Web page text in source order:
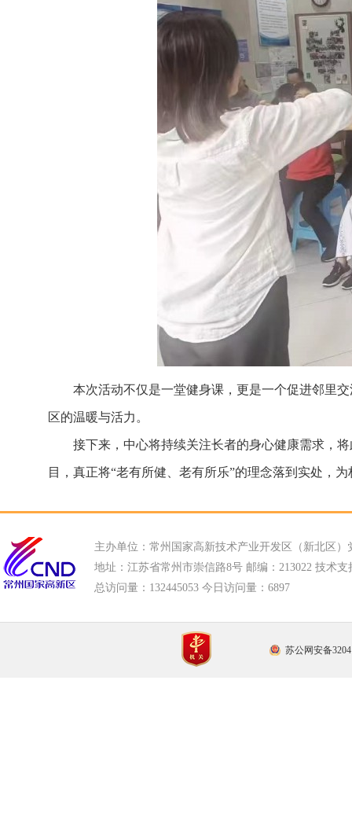
本次活动不仅是一堂健身课，更是一个促进邻里
区的温暖与活力。
接下来，中心将持续关注长者的身心健康需求，
目，真正将“老有所健、老有所乐”的理念落到实处，
主办单位：常州国家高新技术产业开发区（新北区）
地址：江苏省常州市崇信路8号 邮编：213022 技术支
总访问量： 132445053 今日访问量： 6897
苏公网安备